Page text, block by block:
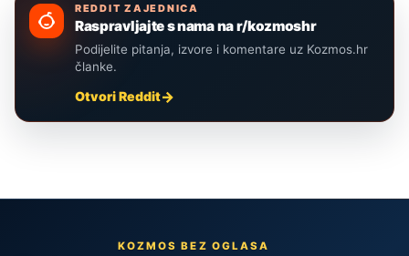
REDDIT ZAJEDNICA
Raspravljajte s nama na r/kozmoshr
Podijelite pitanja, izvore i komentare uz Kozmos.hr
članke.
Otvori Reddit
KOZMOS BEZ OGLASA